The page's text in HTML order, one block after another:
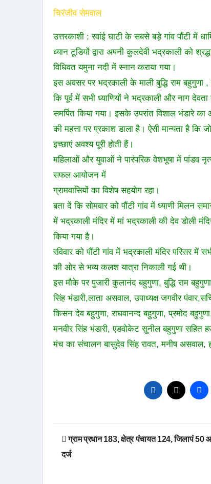
चिरंजीव सेमवाल
उत्तरकाशी : रवांई घाटी के सबसे बड़े गांव पौंटी में
ध्यान टूडियों द्वारा अपनी कुलदेवी भद्रकाली को
विधिवत यमुना नदी में स्नान कराया गया।
इस अवसर पर भद्रकाली के माली बुद्धि राम बहुगुणा
कि पूर्व में सभी ध्याणियों ने भद्रकाली और नाग देवता
समर्पित किया गया। इसके उपरांत विशाल भंडारे
की महत्ता पर प्रकाश डाला है। ऐसी मान्यता है
इच्छाएं अवश्य पूरी होती हैं।
महिलाओं और युवाओं ने पारंपरिक वेशभूषा में पांडव
सफल आयोजन में
ग्रामवासियों का विशेष सहयोग रहा।
बता दें कि सोमवार को पौंटी गांव में ध्याणी मिलन
में भद्रकाली मंदिर में मां भद्रकाली की देव डोली
किया गया है।
रविवार को पौंटी गांव में भद्रकाली मंदिर परिसर में
की ओर से भव्य कलश यात्रा निकाली गई थी।
इस मौके पर पुजारी कुलानंद बहुगुणा, बुद्धि राम
सिंह भंडारी,लाता असवाल, उपाध्यक्ष जगवीर
किसन देव बहुगुणा, राघवानन्द बहुगुणा, प्रमोद
मनवीर सिंह भंडारी, एडवोकेट सुनील बहुगुणा सहित
मंच का संचालन बासुदेव सिंह रावत, मनीष असवाल,
Post
navigation
ग्राम प्रधान 183, क्षेत्र पंचायत 124, जिलापं 50
दर्ज